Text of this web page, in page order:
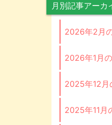
月別記事アーカ
2026年2月
2026年1月
2025年12月
2025年11月